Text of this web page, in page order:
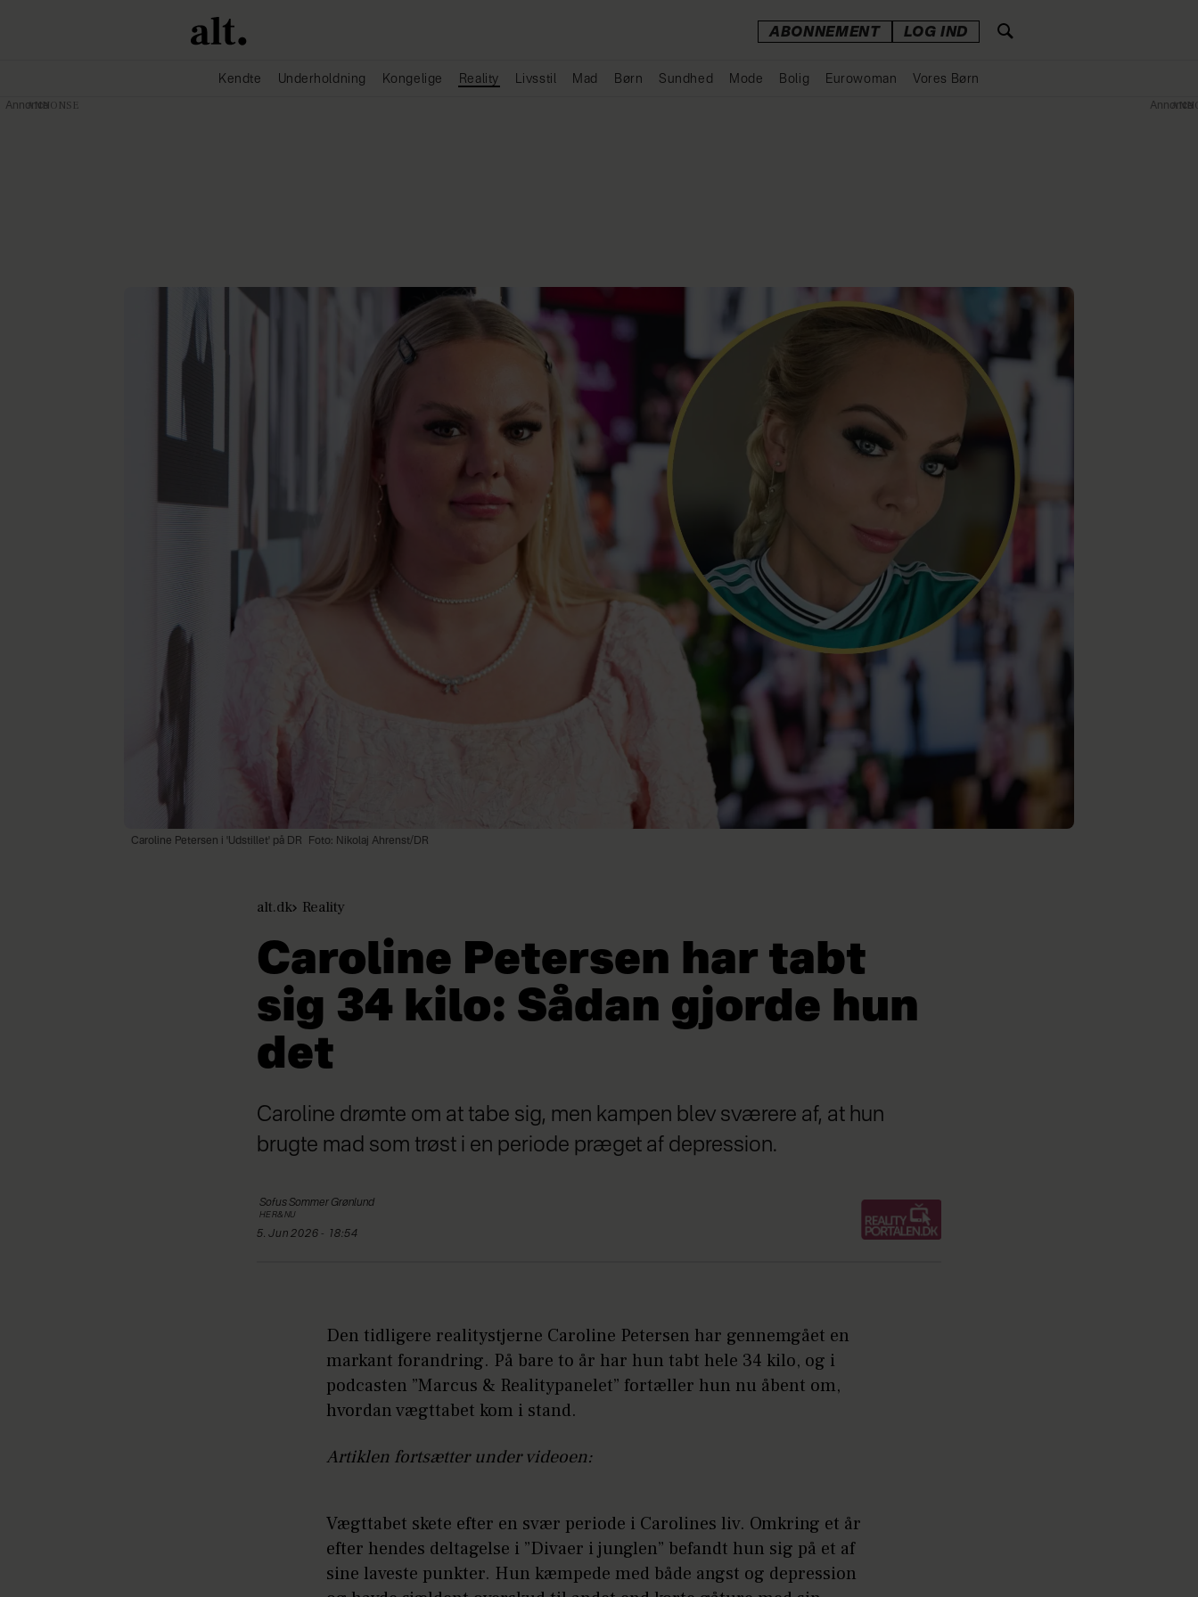
ABONNEMENT LOG IND
Kendte Underholdning Kongelige Reality Livsstil Mad Børn Sundhed Mode Bolig Eurowoman Vores Børn
Caroline Petersen i 'Udstillet' på DR Foto: Nikolaj Ahrenst/DR
alt.dk Reality
Caroline Petersen har tabt
sig 34 kilo: Sådan gjorde hun
det
Caroline drømte om at tabe sig, men kampen blev sværere af, at hun
brugte mad som trøst i en periode præget af depression.
SofusSommer Grønlund
HER&NU
5. Jun 2026 - 18:54
Den tidligere realitystjerne Caroline Petersen har gennemgået en
markant forandring. På bare to år har hun tabt hele 34 kilo, og i
podcasten ”Marcus & Realitypanelet” fortæller hun nu åbent om,
hvordan vægttabet kom i stand.
Artiklen fortsætter under videoen:
Vægttabet skete efter en svær periode i Carolines liv. Omkring et år
efter hendes deltagelse i ”Divaer i junglen” befandt hun sig på et af
sine laveste punkter. Hun kæmpede med både angst og depression
Annonce Annonce